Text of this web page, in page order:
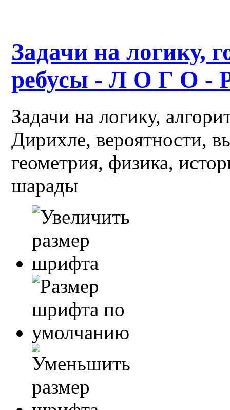
Задачи на логику,
ребусы - Л О Г О -
Задачи на логику,
Дирихле, вероятности,
геометрия, физика,
шарады